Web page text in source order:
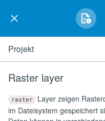
Projekt
Raster layer
raster
Layer zeigen
im Dateisystem gespeichert